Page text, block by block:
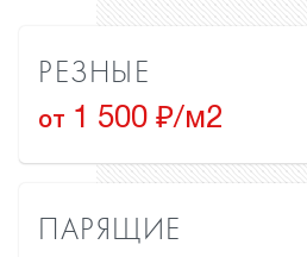
РЕЗНЫЕ
от 1 500 ₽/м2
ПАРЯЩИЕ